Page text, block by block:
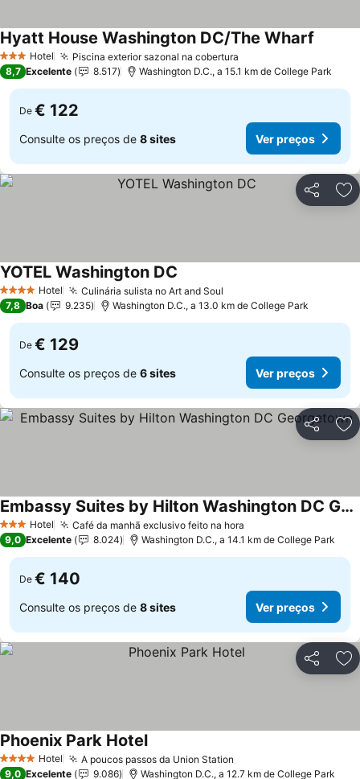
3 EstrelasHotel Piscina exterior sazonal na cobertura
Hyatt House Washington DC/The Wharf
8,7 Excelente 8.517 Washington D.C., a 15.1 km de College Park
De € 122
Consulte os preços de 8 sites Ver preços
Partilhar
4 EstrelasHotel Culinária sulista no Art and Soul
YOTEL Washington DC
7,8 Boa 9.235 Washington D.C., a 13.0 km de College Park
De € 129
Consulte os preços de 6 sites Ver preços
Partilhar
3 EstrelasHotel Café da manhã exclusivo feito na hora
Embassy Suites by Hilton Washington DC Georgetown
Ver preços
9,0 Excelente 8.024 Washington D.C., a 14.1 km de College Park
De € 140
Consulte os preços de 8 sites Ver preços
Partilhar
4 EstrelasHotel A poucos passos da Union Station
Phoenix Park HotelVer preços
9,0 Excelente 9.086 Washington D.C., a 12.7 km de College Park